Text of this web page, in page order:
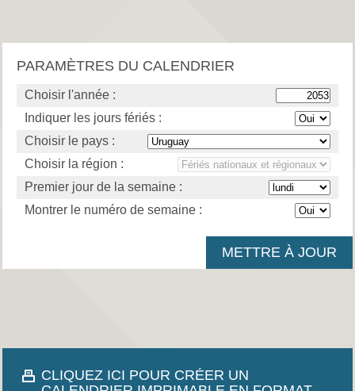
PARAMÈTRES DU CALENDRIER
Choisir l'année :
Indiquer les jours fériés :
Choisir le pays :
Choisir la région :
Premier jour de la semaine :
Montrer le numéro de semaine :
CLIQUEZ ICI POUR CRÉER UN